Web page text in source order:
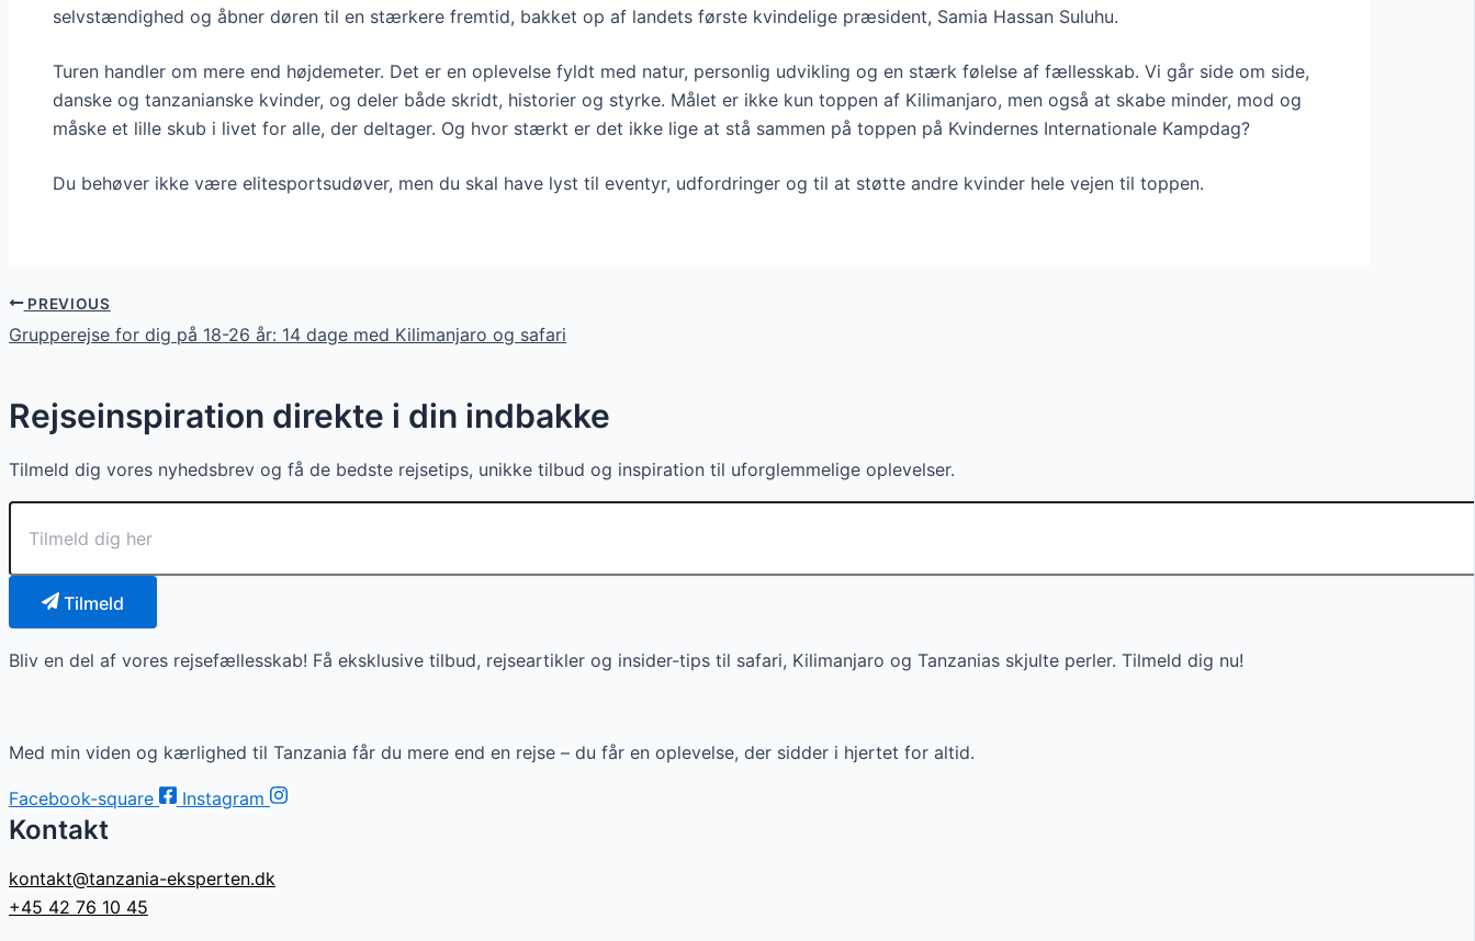
selvstændighed og åbner døren til en stærkere fremtid, bakket op af landets første kvindelige præsident, Samia Hassan Suluhu.
Turen handler om mere end højdemeter. Det er en oplevelse fyldt med natur, personlig udvikling og en stærk følelse af fællesskab. Vi går side om side,
danske og tanzanianske kvinder, og deler både skridt, historier og styrke. Målet er ikke kun toppen af Kilimanjaro, men også at skabe minder, mod og
måske et lille skub i livet for alle, der deltager. Og hvor stærkt er det ikke lige at stå sammen på toppen på Kvindernes Internationale Kampdag?
Du behøver ikke være elitesportsudøver, men du skal have lyst til eventyr, udfordringer og til at støtte andre kvinder hele vejen til toppen.
PREVIOUS
Grupperejse for dig på 18-26 år: 14 dage med Kilimanjaro og safari
Rejseinspiration direkte i din indbakke
Tilmeld dig vores nyhedsbrev og få de bedste rejsetips, unikke tilbud og inspiration til uforglemmelige oplevelser.
Tilmeld
Bliv en del af vores rejsefællesskab! Få eksklusive tilbud, rejseartikler og insider-tips til safari, Kilimanjaro og Tanzanias skjulte perler. Tilmeld dig nu!
Med min viden og kærlighed til Tanzania får du mere end en rejse – du får en oplevelse, der sidder i hjertet for altid.
Facebook-square Instagram
Kontakt
kontakt@tanzania-eksperten.dk
+45 42 76 10 45